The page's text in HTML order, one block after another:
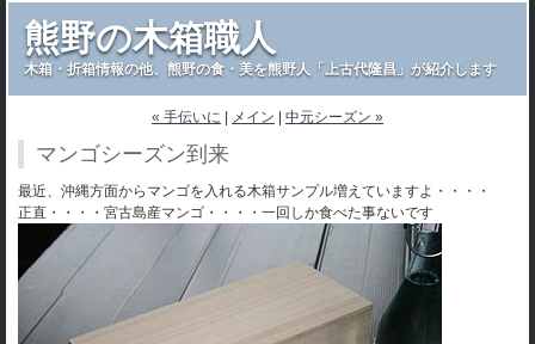
熊野の木箱職人
木箱・折箱情報の他、熊野の食・美を熊野人「上古代隆昌」が紹介します
« 手伝いに メイン 中元シーズン »
マンゴシーズン到来
最近、沖縄方面からマンゴを入れる木箱サンプル増えていますよ・・・・
正直・・・・宮古島産マンゴ・・・・一回しか食べた事ないです